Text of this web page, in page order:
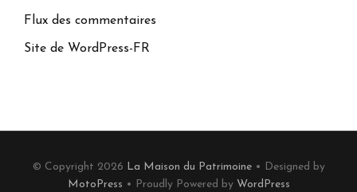
Flux des commentaires
Site de WordPress-FR
© Copyright 2026 La Maison du Patrimoine• Designed by
MotoPress • Proudly Powered by WordPress